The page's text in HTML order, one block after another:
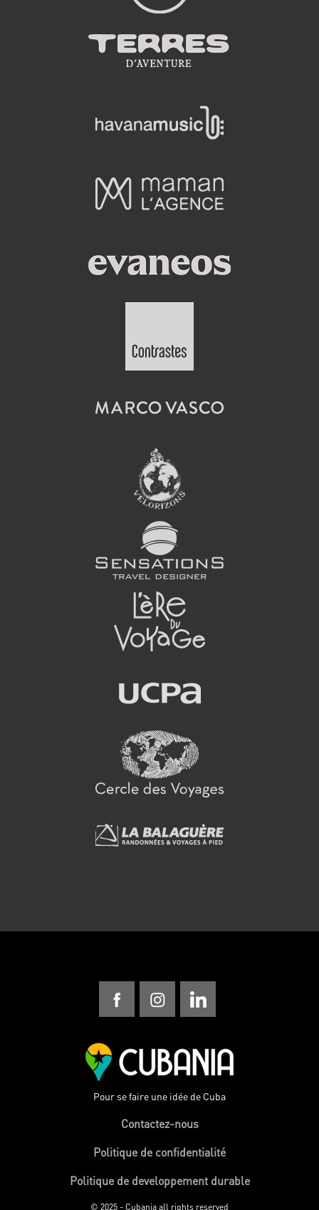
Pour se faire une idée de Cuba
Contactez-nous
Politique de confidentialité
Politique de developpement durable
© 2025 - Cubania all rights reserved